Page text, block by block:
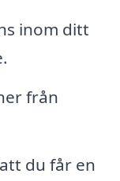
inom ditt
från
du får en